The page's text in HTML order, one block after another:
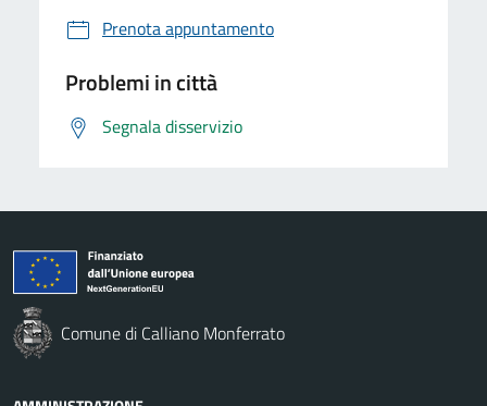
Prenota appuntamento
Problemi in città
Segnala disservizio
Comune di Calliano Monferrato